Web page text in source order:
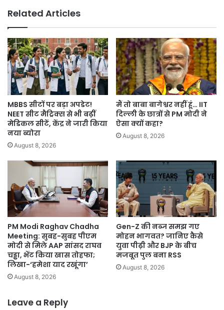
फैसला,
शहर
में
रात
8
से
बजे
रहेगा
ब्लैकआउट।
Related Articles
MBBS सीटों पर बड़ा अपडेट!
NEET सीट मैट्रिक्स से भी बढ़ीं
मेडिकल सीटें, केंद्र ने जारी किया
नया ब्योरा
August 8, 2026
मैं तो बाबा बागेश्वर नहीं हूं… IIT
दिल्ली के छात्रों से PM मोदी ने
ऐसा क्यों कहा?
August 8, 2026
PM Modi Raghav Chadha
Meeting: सुबह-सुबह पीएम
मोदी से मिले AAP सांसद राघव
चड्ढा, भेंट किया खास तोहफा;
लिखा-‘हमेशा याद रखूंगा’
August 8, 2026
Gen-Z की नब्ज समझ गए
मोहन भागवत? जानिए कैसे
युवा पीढ़ी और BJP के बीच
मजबूत पुल बना RSS
August 8, 2026
Leave a Reply